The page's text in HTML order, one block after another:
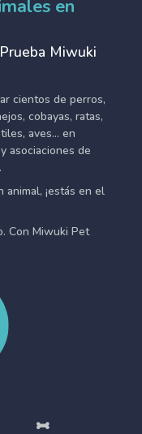
en
Miwuki
cientos de perros,
cobayas, ratas,
aves... en
asociaciones de
¡estás en el
Con Miwuki Pet